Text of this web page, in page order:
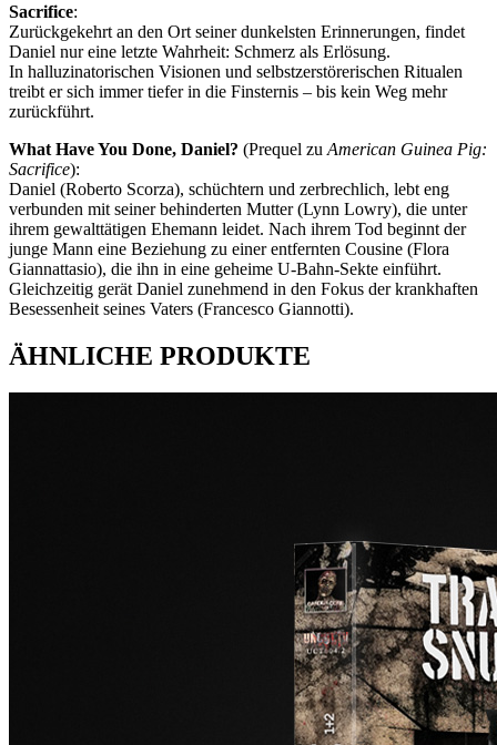
Sacrifice:
Zurückgekehrt an den Ort seiner dunkelsten Erinnerungen, findet
Daniel nur eine letzte Wahrheit: Schmerz als Erlösung.
In halluzinatorischen Visionen und selbstzerstörerischen Ritualen
treibt er sich immer tiefer in die Finsternis – bis kein Weg mehr
zurückführt.
What Have You Done, Daniel? (Prequel zu American Guinea Pig:
Sacrifice):
Daniel (Roberto Scorza), schüchtern und zerbrechlich, lebt eng
verbunden mit seiner behinderten Mutter (Lynn Lowry), die unter
ihrem gewalttätigen Ehemann leidet. Nach ihrem Tod beginnt der
junge Mann eine Beziehung zu einer entfernten Cousine (Flora
Giannattasio), die ihn in eine geheime U-Bahn-Sekte einführt.
Gleichzeitig gerät Daniel zunehmend in den Fokus der krankhaften
Besessenheit seines Vaters (Francesco Giannotti).
ÄHNLICHE PRODUKTE